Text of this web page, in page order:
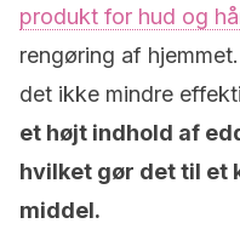
produkt for hud og
rengøring af
det ikke mindre
et højt indhold af
hvilket gør det til et
middel.